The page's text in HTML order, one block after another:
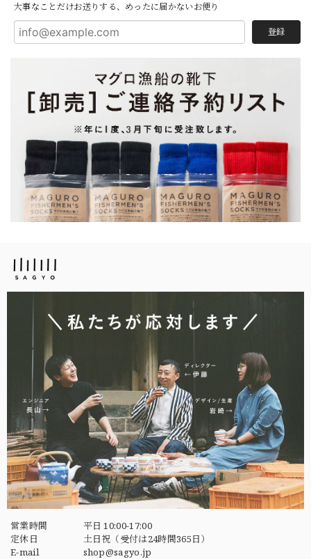
大事なことだけお送りする、めったに届かないお便り
登録
営業時間
平日 10:00-17:00
定休日
土日祝（受付は24時間365日）
E-mail
shop@sagyo.jp